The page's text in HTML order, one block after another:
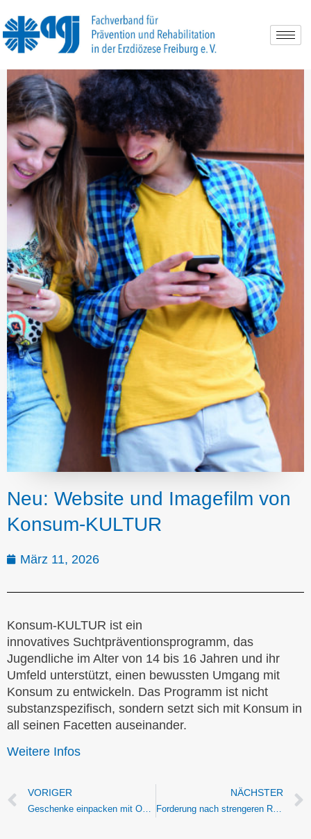
Neu: Website und Imagefilm von
Konsum-KULTUR
März 11, 2026
Konsum-KULTUR ist ein
innovatives Suchtpräventionsprogramm, das
Jugendliche im Alter von 14 bis 16 Jahren und ihr
Umfeld unterstützt, einen bewussten Umgang mit
Konsum zu entwickeln. Das Programm ist nicht
substanzspezifisch, sondern setzt sich mit Konsum in
all seinen Facetten auseinander.
Weitere Infos
VORIGER NÄCHSTER
Forderung nach strengeren Regeln für Sportwetten zum Schutz junger Menschen